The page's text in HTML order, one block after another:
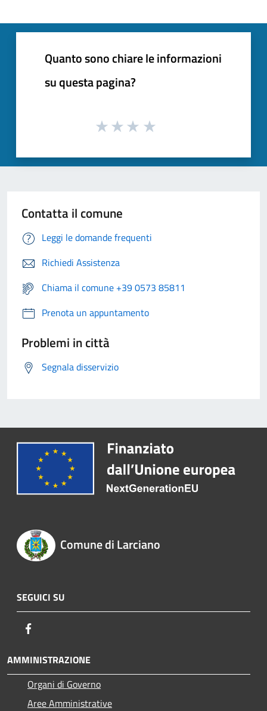
Quanto sono chiare le informazioni
su questa pagina?
Contatta il comune
Leggi le domande frequenti
Richiedi Assistenza
Chiama il comune +39 0573 85811
Prenota un appuntamento
Problemi in città
Segnala disservizio
Comune di Larciano
SEGUICI SU
AMMINISTRAZIONE
Organi di Governo
Aree Amministrative